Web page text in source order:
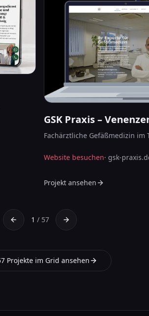
GSK Praxis –
Fachärztliche Gefäßmedizin
Website besuchen· gsk-
Projekt ansehen
Previous slide
1 / 57 Next slide
Projekte im Grid ansehen